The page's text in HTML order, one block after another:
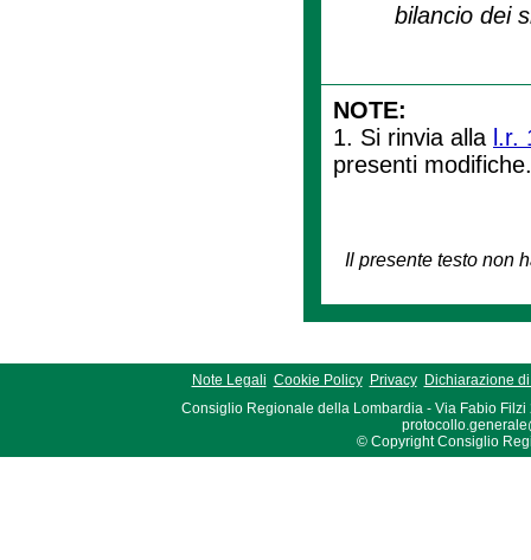
bilancio dei
NOTE:
1. Si rinvia alla l.r.
presenti
Il presente testo non
Note Legali Cookie Policy Privacy
Dichiarazione
Consiglio Regionale della Lombardia - Via Fabio Filzi
© Copyright Consiglio